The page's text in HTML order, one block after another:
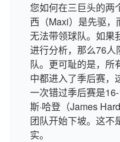
您如何在三巨头的两
西（Maxi）是先驱
无法带领球队。如果
进行分析，那么76
队。更可耻的是，所
中都进入了季后赛，
一次错过季后赛是
斯·哈登（James
团队开始下坡。这不
实。